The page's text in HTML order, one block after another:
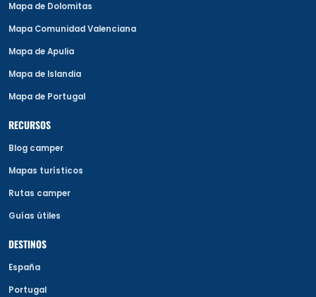
Mapa de Dolomitas
Mapa Comunidad Valenciana
Mapa de Apulia
Mapa de Islandia
Mapa de Portugal
RECURSOS
Blog camper
Mapas turísticos
Rutas camper
Guías útiles
DESTINOS
España
Portugal